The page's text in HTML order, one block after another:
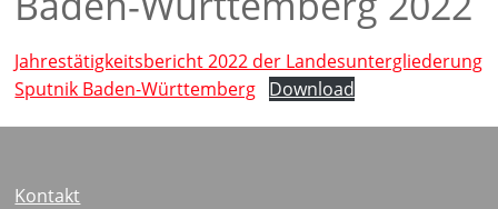
Jahrestätigkeitsbericht 2022 der Landesuntergliederung
Sputnik Baden-Württemberg Download
Kontakt